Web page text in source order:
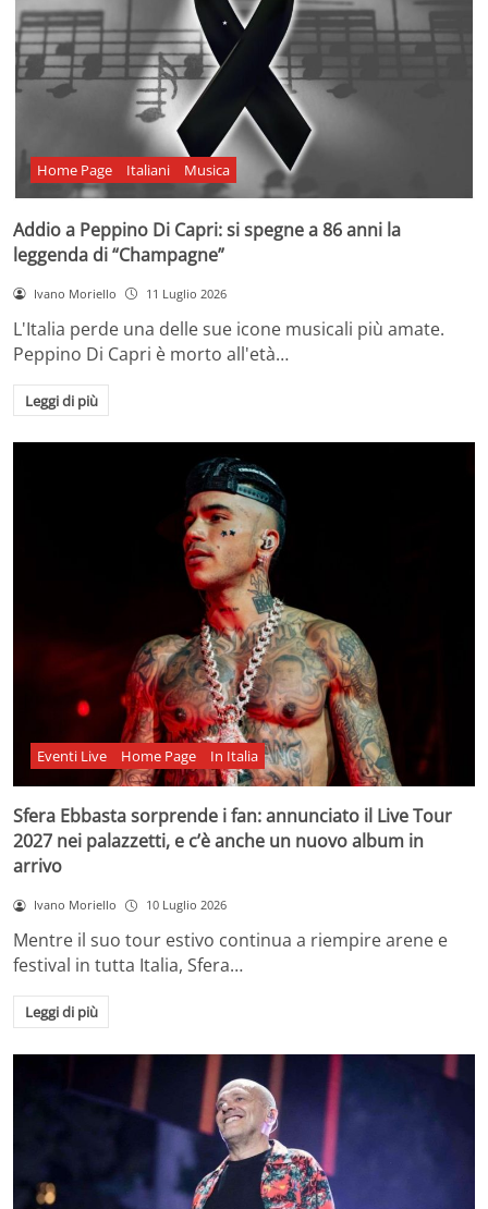
Home Page Italiani Musica
Addio a Peppino Di Capri: si spegne a 86 anni la
leggenda di “Champagne”
Ivano Moriello 11 Luglio 2026
L'Italia perde una delle sue icone musicali più amate.
Peppino Di Capri è morto all'età…
Leggi di più
Eventi Live Home Page In Italia
Sfera Ebbasta sorprende i fan: annunciato il Live Tour
2027 nei palazzetti, e c’è anche un nuovo album in
arrivo
Ivano Moriello 10 Luglio 2026
Mentre il suo tour estivo continua a riempire arene e
festival in tutta Italia, Sfera…
Leggi di più